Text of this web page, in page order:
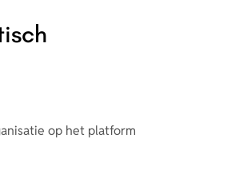
op het platform